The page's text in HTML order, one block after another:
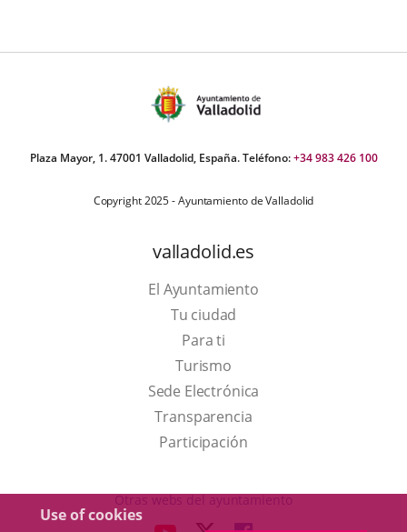
Use of cookies
Plaza Mayor, 1. 47001 Valladolid, España. Teléfono:+34 983 426 100
Copyright 2025 - Ayuntamiento de Valladolid
valladolid.es
El Ayuntamiento
Tu ciudad
Para ti
TurismoThis
link
will
open
a
Sede Electrónica
Transparencia
Participación
Otras webs del ayuntamiento